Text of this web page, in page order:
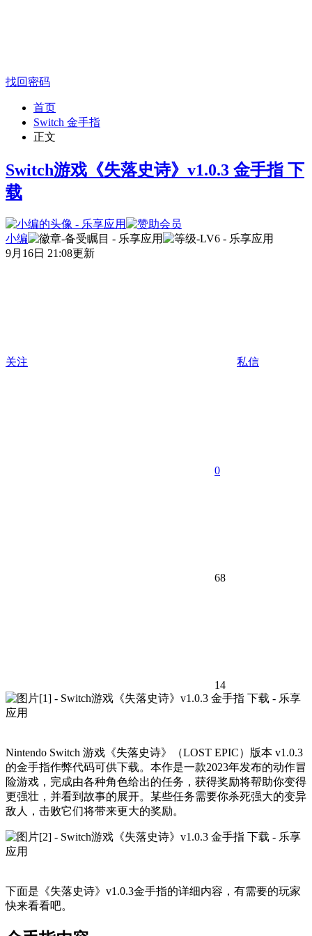
找回密码
首页
Switch 金手指
正文
Switch游戏《失落史诗》v1.0.3 金手指 下
载
小编
9月16日 21:08更新
关注 私信
0
68
14
Nintendo Switch 游戏《失落史诗》（LOST EPIC）版本 v1.0.3
的金手指作弊代码可供下载。本作是一款2023年发布的动作冒
险游戏，完成由各种角色给出的任务，获得奖励将帮助你变得
更强壮，并看到故事的展开。某些任务需要你杀死强大的变异
敌人，击败它们将带来更大的奖励。
下面是《失落史诗》v1.0.3金手指的详细内容，有需要的玩家
快来看看吧。